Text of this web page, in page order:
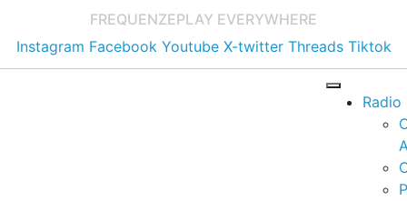
FREQUENZEPLAY EVERYWHERE
Instagram Facebook Youtube X-twitter Threads Tiktok
Radio